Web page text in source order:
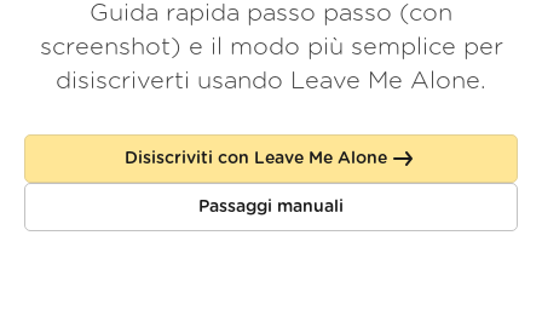
FAQ
Accedi
Guida rapida passo passo (con
screenshot) e il modo più semplice per
disiscriverti usando Leave Me Alone.
Disiscriviti con Leave Me Alone
Passaggi manuali